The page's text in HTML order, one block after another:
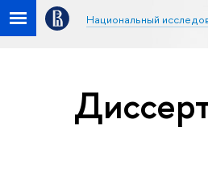
Национальный